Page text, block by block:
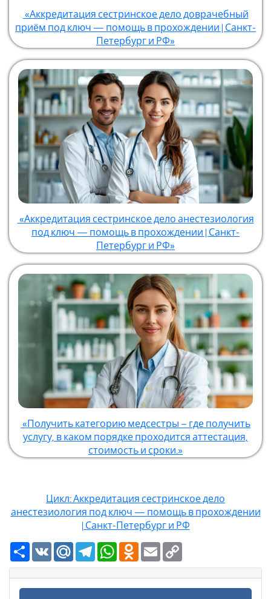
«Аккредитация сестринское дело доврачебный
приём под ключ — помощь в прохождении | Санкт-
Петербург и РФ»
«Аккредитация сестринское дело анестезиология
под ключ — помощь в прохождении | Санкт-
Петербург и РФ»
«Получить категорию медсестры – где получить
услугу, в каком порядке проходится аттестация,
стоимость и сроки.»
Цикл: Аккредитация сестринское дело
анестезиология под ключ — помощь в прохождении
| Санкт-Петербург и РФ
Ресурс
VK Mail.RuTelegramWhatsAppOdnoklassniki
Email